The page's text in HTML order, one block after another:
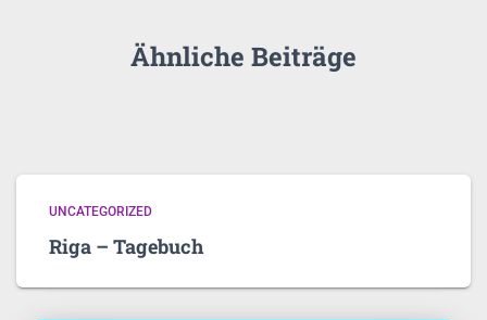
Ähnliche Beiträge
UNCATEGORIZED
Riga – Tagebuch